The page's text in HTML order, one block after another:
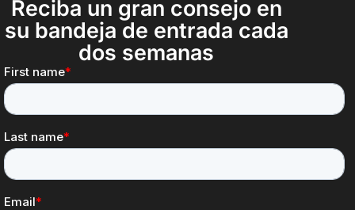
Reciba un gran consejo en
su bandeja de entrada cada
dos semanas